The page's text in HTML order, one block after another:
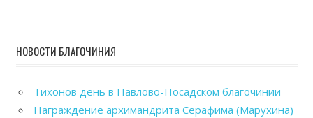
НОВОСТИ БЛАГОЧИНИЯ
Тихонов день в Павлово-Посадском благочинии
Награждение архимандрита Серафима (Марухина)